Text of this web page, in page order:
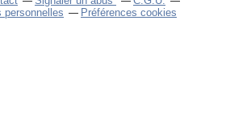
personnelles
Préférences cookies